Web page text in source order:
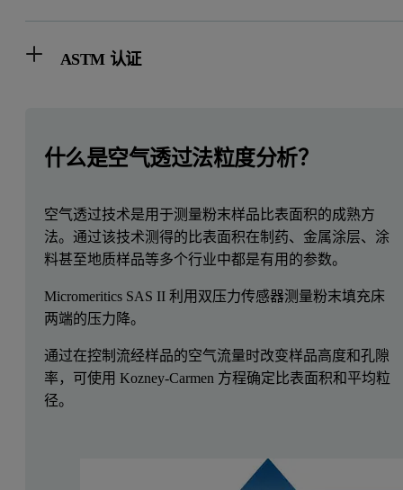
ASTM 认证
什么是空气透过法粒度分析？
空气透过技术是用于测量粉末样品比表面积的成熟方
法。通过该技术测得的比表面积在制药、金属涂层、涂
料甚至地质样品等多个行业中都是有用的参数。
Micromeritics SAS II 利用双压力传感器测量粉末填充床
两端的压力降。
通过在控制流经样品的空气流量时改变样品高度和孔隙
率，可使用 Kozney-Carmen 方程确定比表面积和平均粒
径。